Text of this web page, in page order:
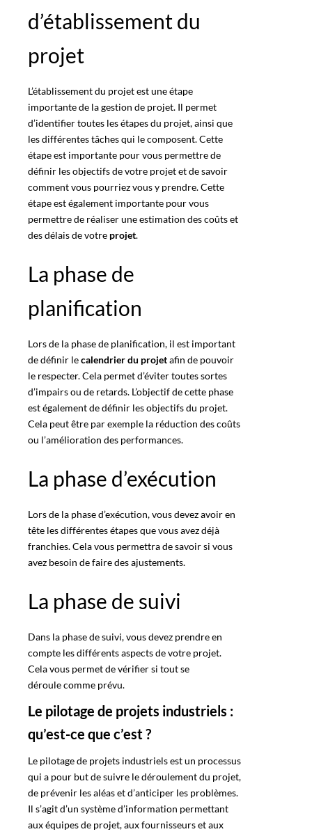
d’établissement du
projet
L’établissement du projet est une étape
importante de la gestion de projet. Il permet
d’identifier toutes les étapes du projet, ainsi que
les différentes tâches qui le composent. Cette
étape est importante pour vous permettre de
définir les objectifs de votre projet et de savoir
comment vous pourriez vous y prendre.Cette
étape est également importante pour vous
permettre de réaliser une estimation des coûts et
des délais de votre projet.
La phase de
planification
Lors de la phase de planification, il est important
de définir lecalendrier du projetafin de pouvoir
le respecter. Cela permet d’éviter toutes sortes
d’impairs ou de retards. L’objectif de cette phase
est également de définir les objectifs du projet.
Cela peut être par exemple la réduction des coûts
ou l’amélioration des performances.
La phase d’exécution
Lors de la phase d’exécution, vous devez avoir en
tête les différentes étapes que vous avez déjà
franchies. Cela vous permettra de savoir si vous
avez besoin de faire des ajustements.
La phase de suivi
Dans la phase de suivi, vous devez prendre en
compte les différents aspects de votre projet.
Cela vous permet de vérifier si tout se
déroule comme prévu.
Le pilotage de projets industriels :
qu’est-ce que c’est ?
Le pilotage de projets industriels est un processus
qui a pour but de suivre le déroulement du projet,
de prévenir les aléas et d’anticiper les problèmes.
Il s’agit d’un système d’information permettant
aux équipes de projet, aux fournisseurs et aux